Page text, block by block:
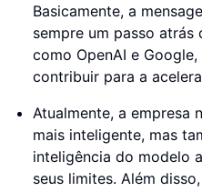
Basicamente, a
sempre um passo
como OpenAI e
contribuir para a
Atualmente, a empresa
mais inteligente, mas
inteligência do modelo
seus limites. Além